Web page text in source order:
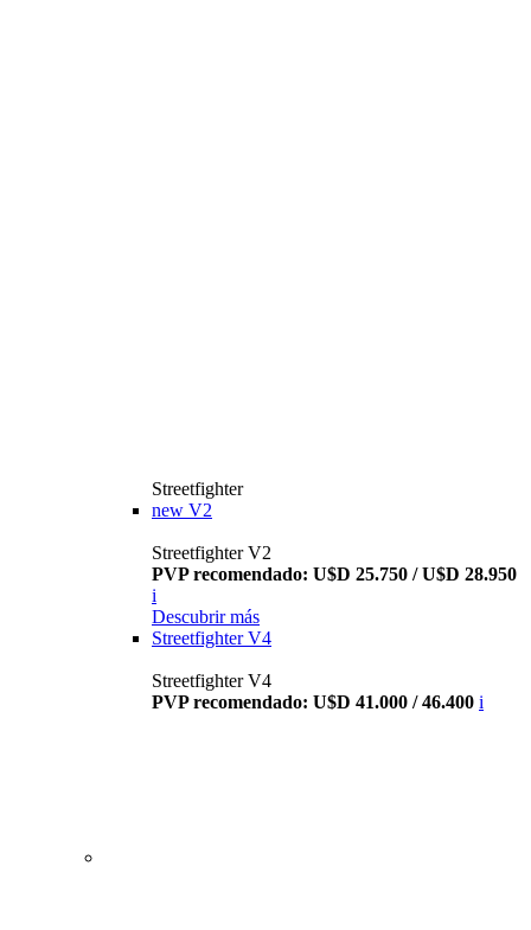
Streetfighter
new V2
Streetfighter V2
PVP recomendado: U$D 25.750 / U$D 28.950
i
Descubrir más
Streetfighter V4
Streetfighter V4
PVP recomendado: U$D 41.000 / 46.400 i